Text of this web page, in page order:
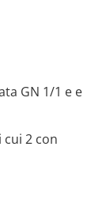
GN 1/1 e e
2 con